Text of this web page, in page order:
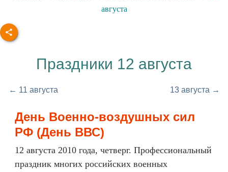
августа
Праздники 12 августа
← 11 августа 13 августа →
День Военно-воздушных сил
РФ (День ВВС)
12 августа 2010 года, четверг. Профессиональный
праздник многих российских военных